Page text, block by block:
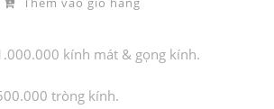
kính mát & gọng kính.
tròng kính.